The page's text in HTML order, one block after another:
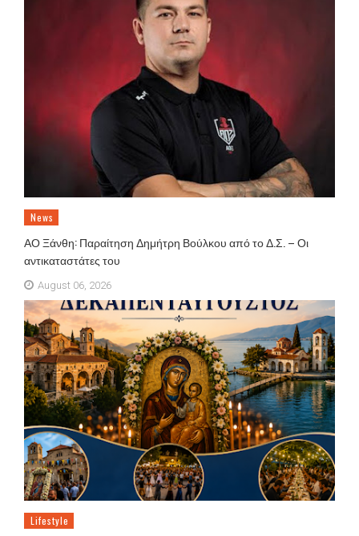
News
ΑΟ Ξάνθη: Παραίτηση Δημήτρη Βούλκου από το Δ.Σ. – Οι
αντικαταστάτες του
August 06, 2026
Lifestyle